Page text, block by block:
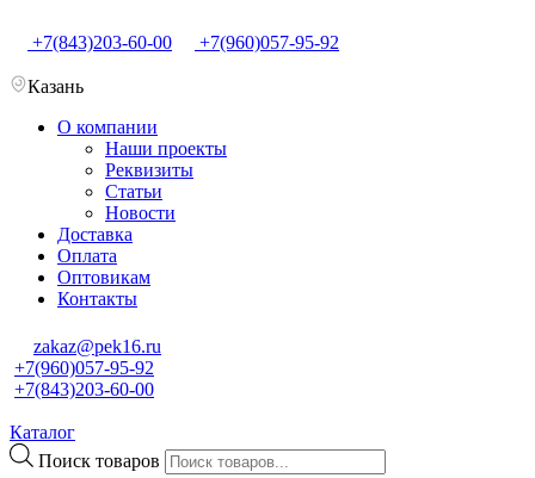
+7(843)203-60-00 +7(960)057-95-92
Казань
О компании
Наши проекты
Реквизиты
Статьи
Новости
Доставка
Оплата
Оптовикам
Контакты
zakaz@pek16.ru
+7(960)057-95-92
+7(843)203-60-00
Каталог
Поиск товаров